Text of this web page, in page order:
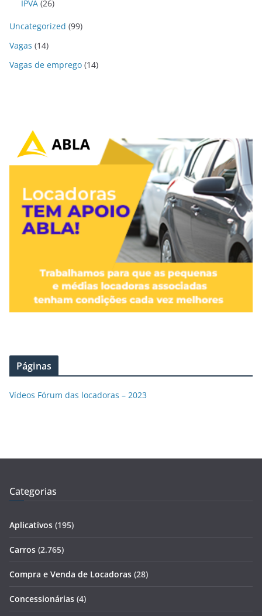
IPVA (26)
Uncategorized (99)
Vagas (14)
Vagas de emprego (14)
Páginas
Vídeos Fórum das locadoras – 2023
Categorias
Aplicativos (195)
Carros (2.765)
Compra e Venda de Locadoras (28)
Concessionárias (4)